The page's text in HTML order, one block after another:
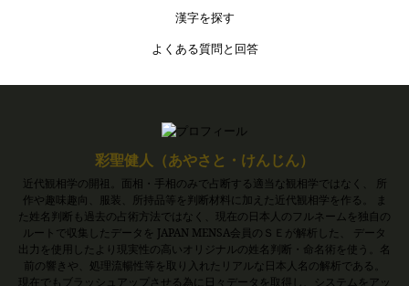
漢字を探す
よくある質問と回答
彩聖健人（あやさと・けんじん）
近代観相学の開祖。面相・手相のみで占断する適当な観相学ではなく、 所
作や趣味趣向、服装、所持品等を判断材料に加えた近代観相学を作る。 ま
た姓名判断も過去の占術方法ではなく、現在の日本人のフルネームを独自の
ルートで収集したデータを JAPAN MENSA会員のＳＥが解析した、 データ
出力を使用したより現実性の高いオリジナルの姓名判断・命名術を使う。名
前の響きや、処理流暢性等を取り入れたリアルな日本人名の解析である。
現在でもブラッシュアップさせる為に日々データを取得し、システムをアッ